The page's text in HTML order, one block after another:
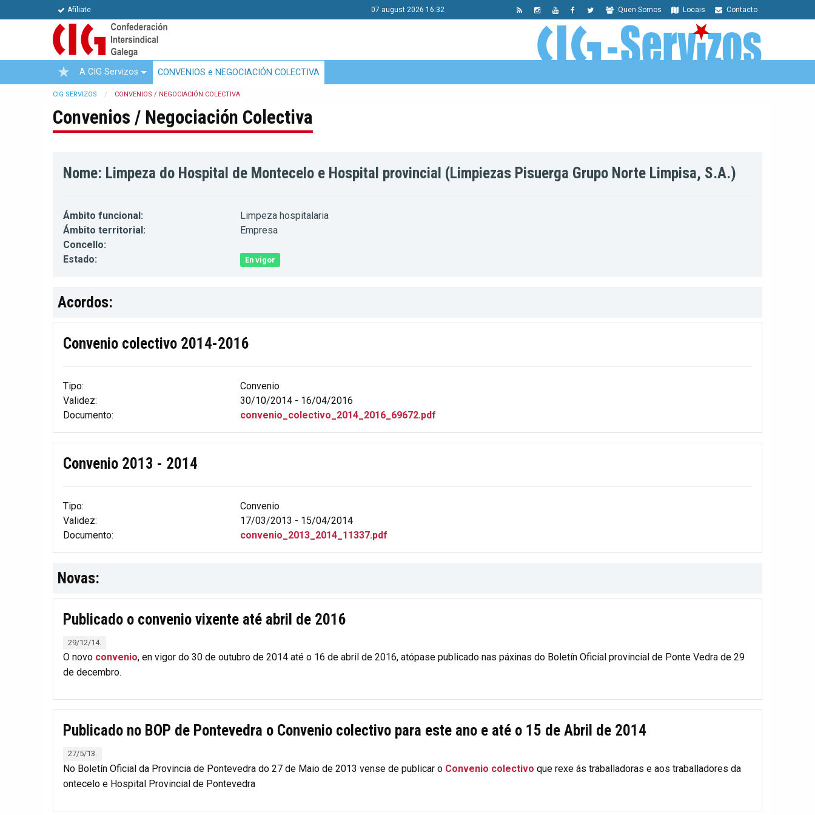
Afíliate 07 august 2026 16:32 Contacto
Locais
Quen Somos
A CIG Servizos CONVENIOS e NEGOCIACIÓN COLECTIVA
CIG SERVIZOS CONVENIOS / NEGOCIACIÓN COLECTIVA
Convenios / Negociación Colectiva
Nome: Limpeza do Hospital de Montecelo e Hospital provincial (Limpiezas Pisuerga Grupo Norte Limpisa, S.A.)
Ámbito funcional:
Limpeza hospitalaria
Ámbito territorial:
Empresa
Concello:
Estado:
En vigor
Acordos:
Convenio colectivo 2014-2016
Tipo:
Convenio
Validez:
30/10/2014 - 16/04/2016
Documento:
convenio_colectivo_2014_2016_69672.pdf
Convenio 2013 - 2014
Tipo:
Convenio
Validez:
17/03/2013 - 15/04/2014
Documento:
convenio_2013_2014_11337.pdf
Novas:
Publicado o convenio vixente até abril de 2016
29/12/14.
O novo convenio, en vigor do 30 de outubro de 2014 até o 16 de abril de 2016, atópase publicado nas páxinas do Boletín Oficial provincial de Ponte Vedra de 29
de decembro.
Publicado no BOP de Pontevedra o Convenio colectivo para este ano e até o 15 de Abril de 2014
27/5/13.
No Boletín Oficial da Provincia de Pontevedra do 27 de Maio de 2013 vense de publicar o Convenio colectivo que rexe ás traballadoras e aos traballadores da
ontecelo e Hospital Provincial de Pontevedra